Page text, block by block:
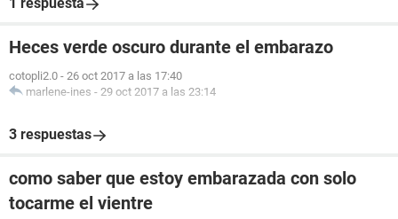
Heces verde oscuro durante el embarazo
cotopli2.0 - 26 oct 2017 a las 17:40
marlene-ines - 29 oct 2017 a las 23:14
3 respuestas
como saber que estoy embarazada con solo
tocarme el vientre